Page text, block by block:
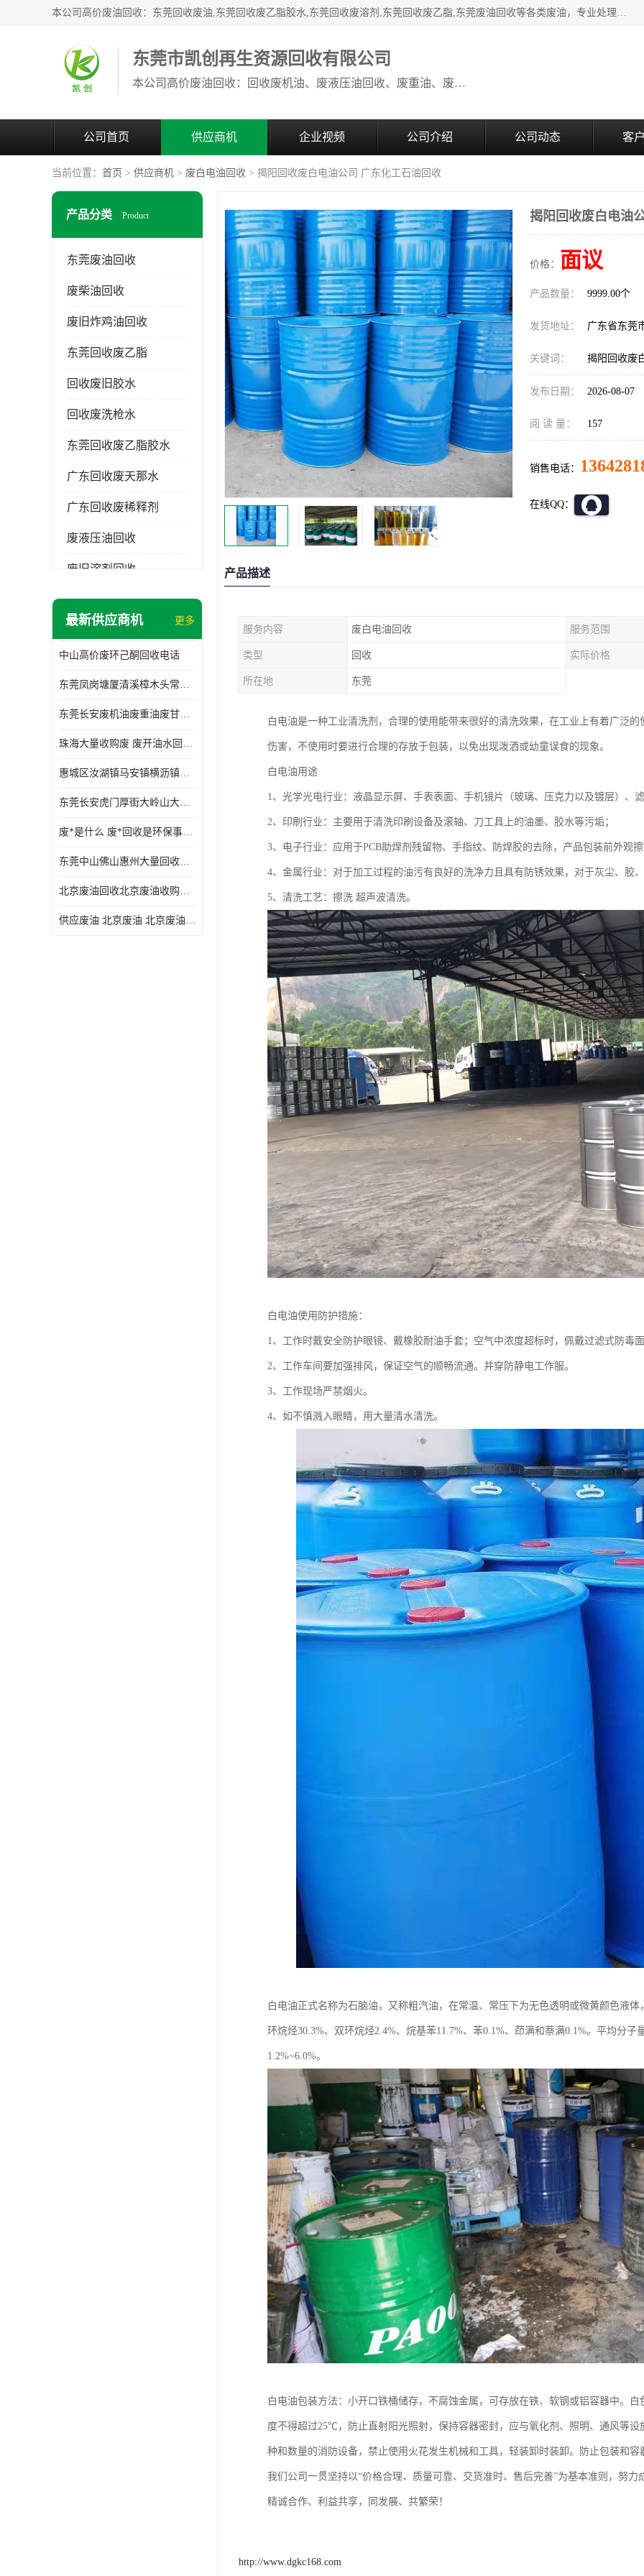
本公司高价废油回收：东莞回收废油,东莞回收废乙脂胶水,东莞回收废溶剂,东莞回收废乙脂,东莞废油回收等各类废油，专业处理从事化工产品研发与销售的综合型高科技服务性企业。我公司自成立以来，一直秉承“科技创新，立足诚信，感恩于心”的理念，力求设计与客户合作共赢的局面。在广大新老客户的大力支持下，我公司员工经过不懈努力，公司已快速发展成为国内知名化工企业。
东莞市凯创再生资源回收有限公司
本公司高价废油回收：回收废机油、废液压油回收、废重油、废食用油回收、废导热油、废、废油漆、废UV光油、废清、废白矿油、废变压器油
公司首页 供应商机 企业视频 公司介绍 公司动态 客
当前位置： 首页 > 供应商机 > 废白电油回收 > 揭阳回收废白电油公司 广东化工石油回收
产品分类 Product
东莞废油回收
废柴油回收
废旧炸鸡油回收
东莞回收废乙脂
回收废旧胶水
回收废洗枪水
东莞回收废乙脂胶水
广东回收废天那水
广东回收废稀释剂
废液压油回收
废旧溶剂回收
东莞回收废溶剂
废三氯乙烯回收
废混合溶剂回收
最新供应商机 更多
中山高价废环己酮回收电话
东莞凤岗塘厦清溪樟木头常平废液压油 废火花机油 废 废切削油 废齿轮油 废导轨油 废螺杆油
东莞长安废机油废重油废甘油废矿物油废燃料油废废润滑油废火花机油废油废齿轮油
珠海大量收购废 废开油水回收废酒精废废乙酯胶水废洗枪水废开油水废二废三氯丁脂乙脂废甲
惠城区汝湖镇马安镇横沥镇芦洲镇 惠阳新圩镇镇镇沙田镇废机油废液压油废润滑油废废火花机油废白电油废废齿轮油废白矿油废变压器油废燃料油
东莞长安虎门厚街大岭山大量回收废开油水废洗枪水废稀释剂
废*是什么 废*回收是环保事业吗
东莞中山佛山惠州大量回收废机油，废液压油，废润滑油，废，废火花机油，废白电油，废，废齿轮油，废白矿油，废变压器油，废燃料油，废切削油
北京废油回收北京废油收购再生注意的事项
供应废油 北京废油 北京废油回收 废油收购
揭阳回收废白电油
价格： 面议
产品数量： 9999.00个
发货地址： 广东省东莞
关键词： 揭阳回收废
发布日期： 2026-08-07
阅 读 量： 157
销售电话：
在线QQ：
产品描述
服务内容 废白电油回收 服务范围
类型 回收 实际价格
所在地 东莞
白电油是一种工业清洗剂，合理的使用能带来很好的清洗效果，在工业上有着广泛
伤害，不使用时要进行合理的存放于包装，以免出现泼洒或幼童误食的现象。
白电油用途
1、光学光电行业：液晶显示屏、手表表面、手机镜片（玻璃、压克力以及镀层）、
2、印刷行业：主要用于清洗印刷设备及滚轴、刀工具上的油墨、胶水等污垢；
3、电子行业：应用于PCB助焊剂残留物、手指纹、防焊胶的去除，产品包装前外观
4、金属行业：对于加工过程的油污有良好的洗净力且具有防锈效果，对于灰尘、胶
5、清洗工艺：擦洗 超声波清洗。
白电油使用防护措施：
1、工作时戴安全防护眼镜、戴橡胶耐油手套；空气中浓度超标时，佩戴过滤式防毒
2、工作车间要加强排风，保证空气的顺畅流通。并穿防静电工作服。
3、工作现场严禁烟火。
4、如不慎溅入眼睛，用大量清水清洗。
白电油正式名称为石脑油，又称粗汽油，在常温、常压下为无色透明或微黄颜色液
环烷烃30.3%、双环烷烃2.4%、烷基苯11.7%、苯0.1%、茚满和萘满0.1%。平均分子
1.2%~6.0%。
白电油包装方法：小开口铁桶储存，不腐蚀金属，可存放在铁、软钢或铝容器中。
度不得超过25℃，防止直射阳光照射，保持容器密封，应与氧化剂、照明、通风等
种和数量的消防设备，禁止使用火花发生机械和工具，轻装卸时装卸。防止包装和容
我们公司一贯坚持以“价格合理、质量可靠、交货准时、售后完善”为基本准则，努
精诚合作、利益共享，同发展、共繁荣！
http://www.dgkc168.com